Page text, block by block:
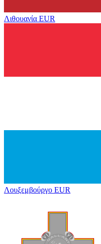
Λιθουανία EUR
Λουξεμβούργο EUR